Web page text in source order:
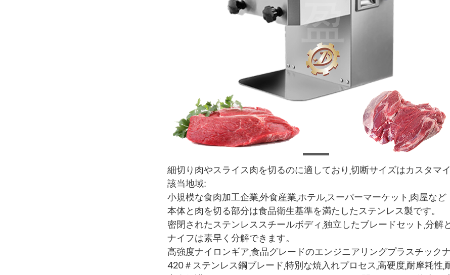
細切り肉やスライス肉を切るのに適しており,切断サイズはカスタマイ
該当地域:
小規模な食肉加工企業,外食産業,ホテル,スーパーマーケット,肉屋など
本体と肉を切る部分は食品衛生基準を満たしたステンレス製です。
密閉されたステンレススチールボディ,独立したブレードセット,分解
ナイフは素早く分解できます。
高強度ナイロンギア,食品グレードのエンジニアリングプラスチック
420＃ステンレス鋼ブレード,特別な焼入れプロセス,高硬度,耐摩耗性,